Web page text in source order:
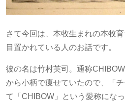
さて今回は、本牧生まれの本牧
目置かれている人のお話です。
彼の名は竹村英司。通称
から小柄で痩せていたので、「
て「CHIBOW」という愛称にな